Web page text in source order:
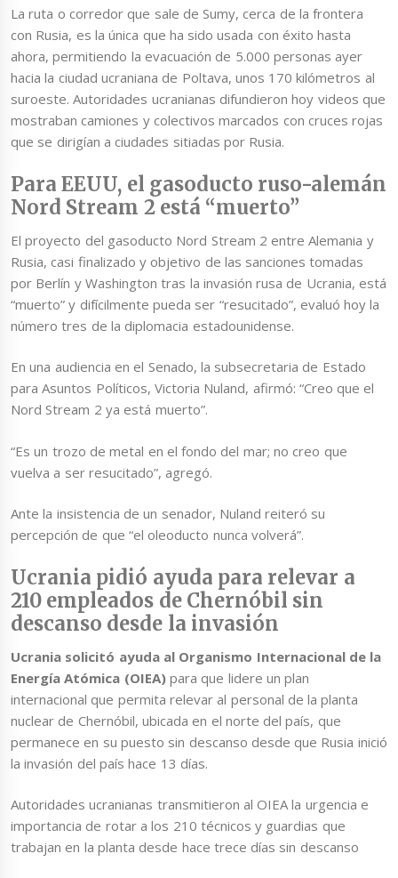
La ruta o corredor que sale de Sumy, cerca de la frontera
con Rusia, es la única que ha sido usada con éxito hasta
ahora, permitiendo la evacuación de 5.000 personas ayer
hacia la ciudad ucraniana de Poltava, unos 170 kilómetros al
suroeste. Autoridades ucranianas difundieron hoy videos que
mostraban camiones y colectivos marcados con cruces rojas
que se dirigían a ciudades sitiadas por Rusia.
Para EEUU, el gasoducto ruso-alemán
Nord Stream 2 está “muerto”
El proyecto del gasoducto Nord Stream 2 entre Alemania y
Rusia, casi finalizado y objetivo de las sanciones tomadas
por Berlín y Washington tras la invasión rusa de Ucrania, está
“muerto” y difícilmente pueda ser “resucitado”, evaluó hoy la
número tres de la diplomacia estadounidense.
En una audiencia en el Senado, la subsecretaria de Estado
para Asuntos Políticos, Victoria Nuland, afirmó: “Creo que el
Nord Stream 2 ya está muerto”.
“Es un trozo de metal en el fondo del mar; no creo que
vuelva a ser resucitado”, agregó.
Ante la insistencia de un senador, Nuland reiteró su
percepción de que “el oleoducto nunca volverá”.
Ucrania pidió ayuda para relevar a
210 empleados de Chernóbil sin
descanso desde la invasión
Ucrania solicitó ayuda al Organismo Internacional de la
Energía Atómica (OIEA)para que lidere un plan
internacional que permita relevar al personal de la planta
nuclear de Chernóbil, ubicada en el norte del país, que
permanece en su puesto sin descanso desde que Rusia inició
la invasión del país hace 13 días.
Autoridades ucranianas transmitieron al OIEA la urgencia e
importancia de rotar a los 210 técnicos y guardias que
trabajan en la planta desde hace trece días sin descanso